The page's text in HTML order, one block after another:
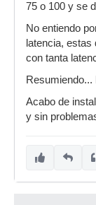
75 o 100 y se
No entiendo
latencia,
con tanta
Resumiendo...
Acabo de
y sin